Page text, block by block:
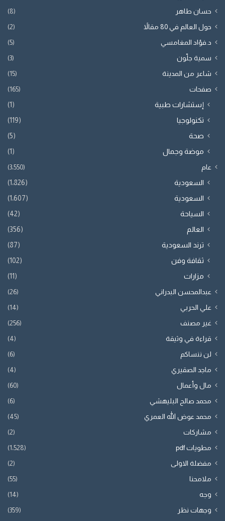
حسان طاهر (8)
حول العالم في 80 مقالاً (2)
د.فؤاد المغامسي (5)
سمية جلّون (3)
شاعر من المدينة (15)
صفحات (165)
إستشارات طبية
(1)
تكنولوجيا
(119)
صحة
(5)
موضة وجمال
(1)
عام (3٬550)
السعودية
(1٬826)
السعودية
(1٬607)
السياحة
(42)
العالم
(356)
ترند السعودية
(87)
ثقافة وفن
(102)
مزارات
(11)
عبدالمحسن البدراني (26)
علي الحربي (14)
غير مصنف (256)
قراءة في وثيقة (4)
لن ننساكم (6)
ماجد الصقيري (4)
مال وأعمال (60)
محمد صالح البليهشي (6)
محمد عوض الله العمري (45)
مشاركات (2)
مطويات pdf (1٬528)
مفضلة الاولى (2)
ملامحنا (55)
وجه (14)
وجهات نظر (359)